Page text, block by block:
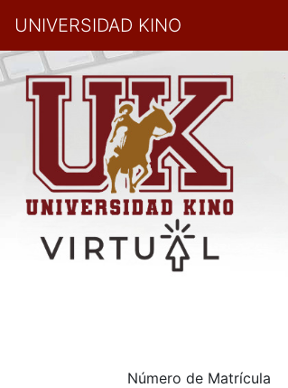
UNIVERSIDAD KINO
Número de Matrícula